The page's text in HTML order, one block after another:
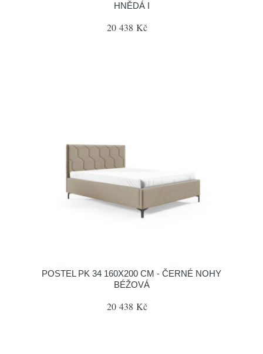
HNĚDÁ I
20 438 Kč
POSTEL PK 34 160X200 CM - ČERNÉ NOHY
BÉŽOVÁ
20 438 Kč